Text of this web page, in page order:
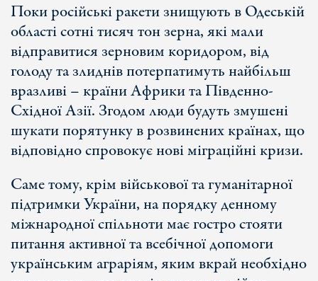
Поки російські ракети знищують в Одеській
області сотні тисяч тон зерна, які мали
відправитися зерновим коридором, від
голоду та злиднів потерпатимуть найбільш
вразливі – країни Африки та Південно-
Східної Азії. Згодом люди будуть змушені
шукати порятунку в розвинених країнах, що
відповідно спровокує нові міграційні кризи.
Саме тому, крім військової та гуманітарної
підтримки України, на порядку денному
міжнародної спільноти має гостро стояти
питання активної та всебічної допомоги
українським аграріям, яким вкрай необхідно